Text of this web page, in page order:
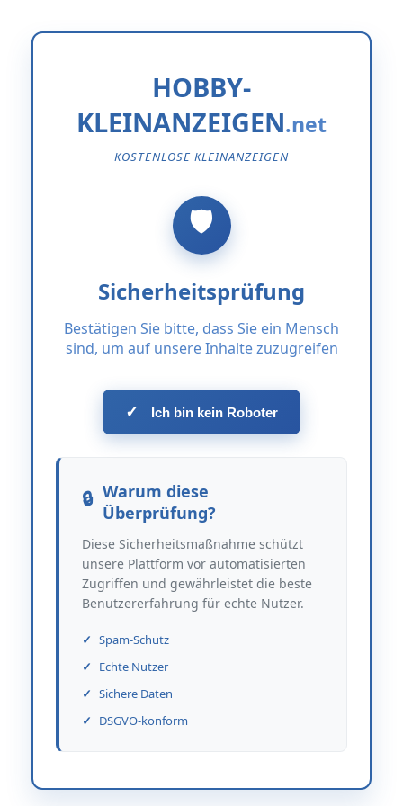
HOBBY-
KLEINANZEIGEN
KOSTENLOSE KLEINANZEIGEN
Sicherheitsprüfung
Bestätigen Sie bitte, dass Sie ein Mensch
sind, um auf unsere Inhalte zuzugreifen
✓ Ich bin kein Roboter
Warum diese
Überprüfung?
Diese Sicherheitsmaßnahme schützt
unsere Plattform vor automatisierten
Zugriffen und gewährleistet die beste
Benutzererfahrung für echte Nutzer.
Spam-Schutz
Echte Nutzer
Sichere Daten
DSGVO-konform